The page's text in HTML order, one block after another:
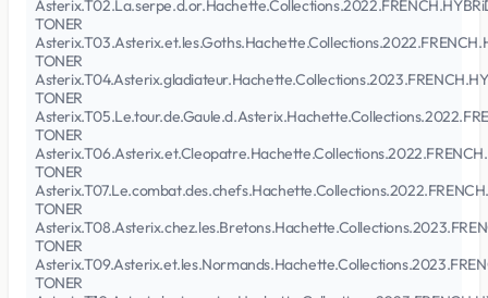
TONER
TONER
TONER
TONER
TONER
TONER
TONER
TONER